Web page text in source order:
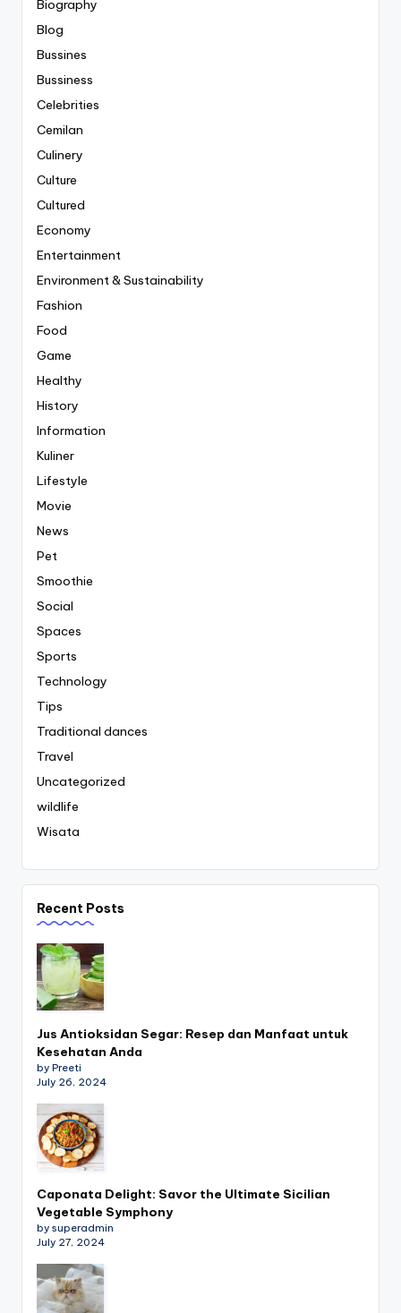
Biography
Blog
Bussines
Bussiness
Celebrities
Cemilan
Culinery
Culture
Cultured
Economy
Entertainment
Environment & Sustainability
Fashion
Food
Game
Healthy
History
Information
Kuliner
Lifestyle
Movie
News
Pet
Smoothie
Social
Spaces
Sports
Technology
Tips
Traditional dances
Travel
Uncategorized
wildlife
Wisata
Recent Posts
Jus Antioksidan Segar: Resep dan Manfaat untuk
Kesehatan Anda
by Preeti
July 26, 2024
Caponata Delight: Savor the Ultimate Sicilian
Vegetable Symphony
by superadmin
July 27, 2024